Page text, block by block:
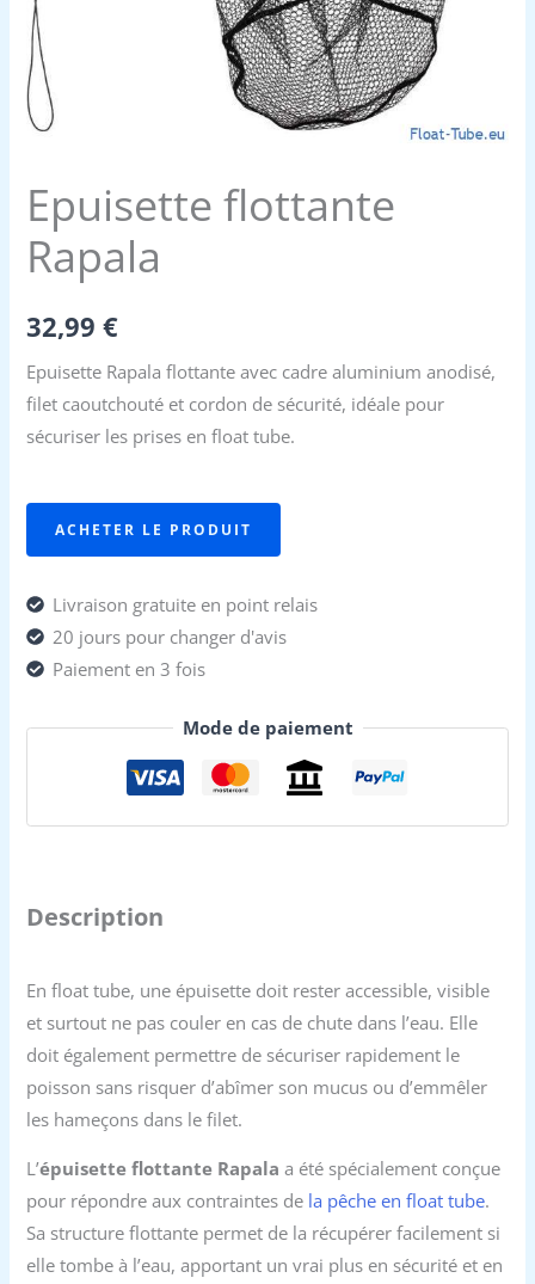
Epuisette flottante
Rapala
32,99€
Epuisette Rapala flottante avec cadre aluminium anodisé,
filet caoutchouté et cordon de sécurité, idéale pour
sécuriser les prises en float tube.
ACHETER LE PRODUIT
Livraison gratuite en point relais
20 jours pour changer d'avis
Paiement en 3 fois
Mode de paiement
Description
En float tube, une épuisette doit rester accessible, visible
et surtout ne pas couler en cas de chute dans l’eau. Elle
doit également permettre de sécuriser rapidement le
poisson sans risquer d’abîmer son mucus ou d’emmêler
les hameçons dans le filet.
L’épuisette flottante Rapala a été spécialement conçue
pour répondre aux contraintes de la pêche en float tube.
Sa structure flottante permet de la récupérer facilement si
elle tombe à l’eau, apportant un vrai plus en sécurité et en